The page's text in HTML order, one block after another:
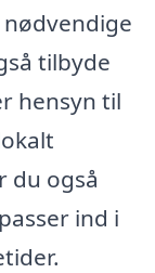
tilbyde
hensyn til
du også
ind i